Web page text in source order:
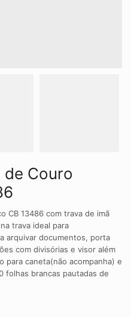
de Couro
CB 13486 com trava de imã
trava ideal para
arquivar documentos, porta
com divisórias e visor além
para caneta(não acompanha) e
folhas brancas pautadas de